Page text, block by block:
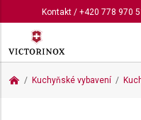
Kontakt/ +420 778 970
Kuchyňské vybavení